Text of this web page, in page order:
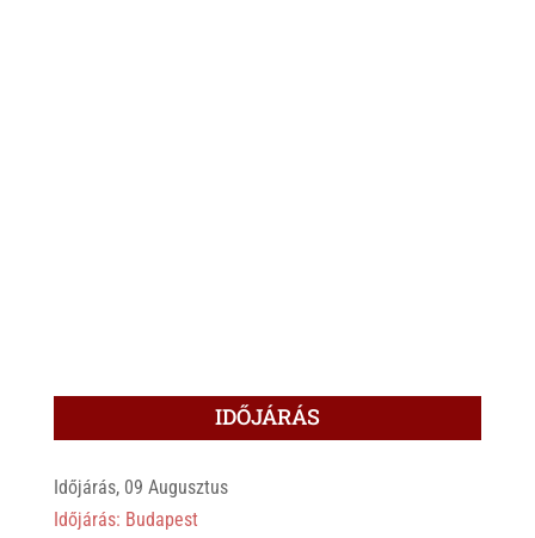
IDŐJÁRÁS
Időjárás, 09 Augusztus
Időjárás: Budapest